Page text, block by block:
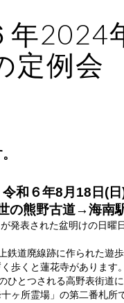
年2024
定例会
和６年8月18日(
の熊野古道→海南
発表された盆明けの日曜
鉄道廃線跡に作られた遊歩
歩くと蓮花寺があります。
ひとつされる高野表街道
ヶ所霊場」の第二番札所